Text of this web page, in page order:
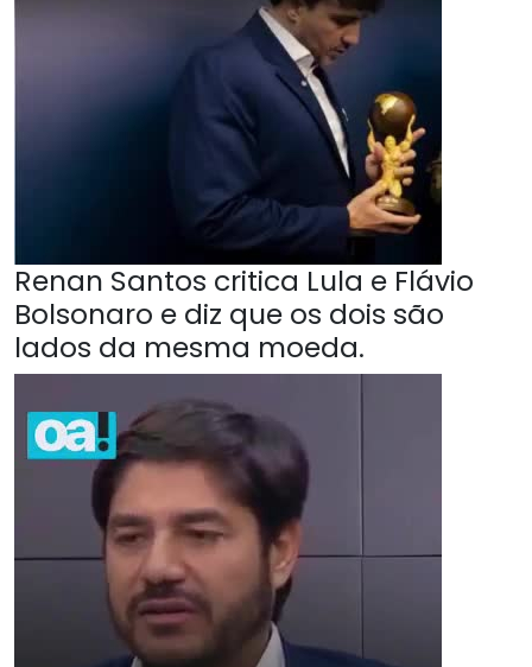
Renan Santos critica Lula e Flávio
Bolsonaro e diz que os dois são
lados da mesma moeda.